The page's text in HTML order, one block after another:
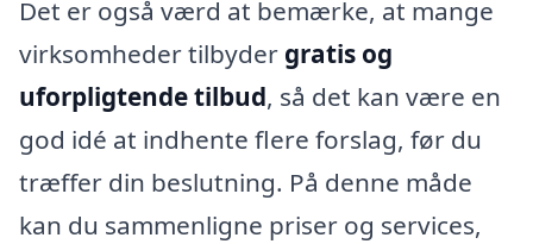
Det er også værd at bemærke, at mange
virksomheder tilbyder gratis og
uforpligtende tilbud, så det kan være en
god idé at indhente flere forslag, før du
træffer din beslutning. På denne måde
kan du sammenligne priser og services,